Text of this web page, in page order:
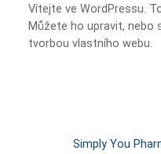
Vítejte ve WordPressu.
Můžete ho upravit,
tvorbou vlastního webu.
Simply You